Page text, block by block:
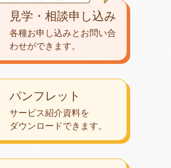
パンフレット
サービス紹介資料を
ダウンロードできます。
見学・相談申し込み
各種お申し込みとお問い合
わせができます。